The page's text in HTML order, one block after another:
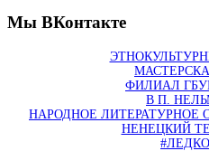
Мы ВКонтакте
ФИЛИАЛ
В П.
НАРОДНОЕ ЛИТЕРАТУРНОЕ
НЕНЕЦКИЙ